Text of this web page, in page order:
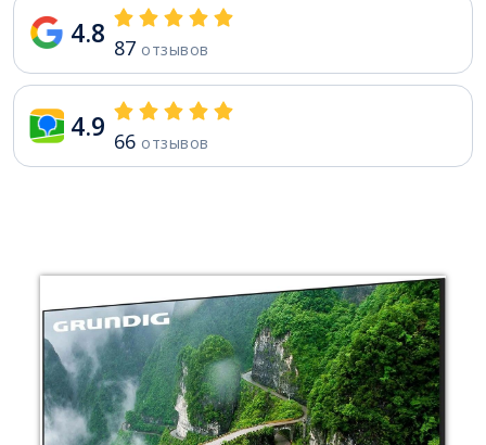
4.8 87 отзывов
4.9 66 отзывов